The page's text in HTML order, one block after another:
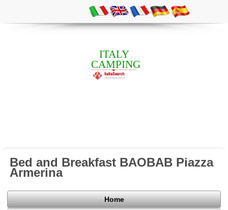
ITALY
CAMPING
Bed and Breakfast BAOBAB Piazza
Armerina
Home